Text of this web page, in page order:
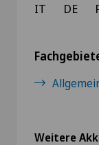
IT DE
Weitere